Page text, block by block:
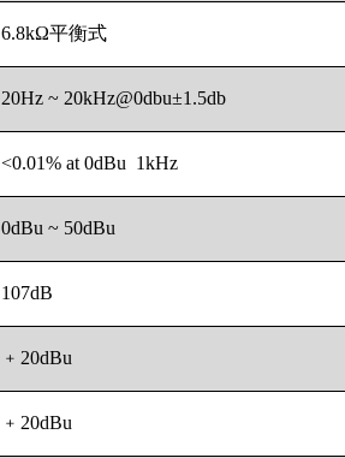
6.8kΩ平衡式
20Hz ~ 20kHz@0dbu±1.5db
<0.01% at 0dBu 1kHz
0dBu ~ 50dBu
107dB
﹢20dBu
﹢20dBu